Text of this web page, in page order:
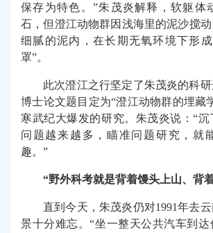
保存为特色。”朱茂炎解释，软躯体
石，但澄江动物群因浅海里的泥沙搅
细腻的泥内，在长期无氧环境下形
罩”。
此次澄江之行坚定了朱茂炎的科
博士论文题目定为“澄江动物群的埋藏
寒武纪大爆发的研究。朱茂炎说：“
问题越来越多，瞄准问题研究，就
趣。”
“野外科考就是背着馒头上山、背
直到今天，朱茂炎仍对1991年去
景十分难忘。“坐一整天公共汽车到达